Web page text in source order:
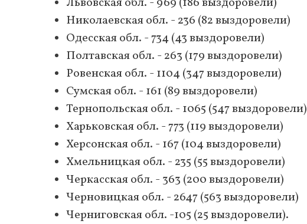
Николаевская обл. - 236 (82 выздоровели)
Одесская обл. - 734 (43 выздоровели)
Полтавская обл. - 263 (179 выздоровели)
Ровенская обл. - 1104 (347 выздоровели)
Сумская обл. - 161 (89 выздоровели)
Тернопольская обл. - 1065 (547 выздоровели)
Харьковская обл. - 773 (119 выздоровели)
Херсонская обл. - 167 (104 выздоровели)
Хмельницкая обл. - 235 (55 выздоровели)
Черкасская обл. - 363 (200 выздоровели)
Черновицкая обл. - 2647 (563 выздоровели)
Черниговская обл. -105 (25 выздоровели).